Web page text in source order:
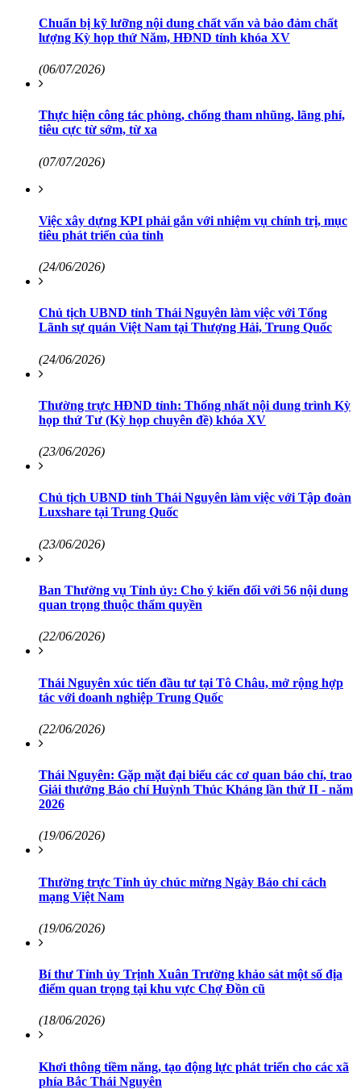
Chuẩn bị kỹ lưỡng nội dung chất vấn và bảo đảm chất
lượng Kỳ họp thứ Năm, HĐND tỉnh khóa XV
(06/07/2026)
Thực hiện công tác phòng, chống tham nhũng, lãng phí,
tiêu cực từ sớm, từ xa
(07/07/2026)
Việc xây dựng KPI phải gắn với nhiệm vụ chính trị, mục
tiêu phát triển của tỉnh
(24/06/2026)
Chủ tịch UBND tỉnh Thái Nguyên làm việc với Tổng
Lãnh sự quán Việt Nam tại Thượng Hải, Trung Quốc
(24/06/2026)
Thường trực HĐND tỉnh: Thống nhất nội dung trình Kỳ
họp thứ Tư (Kỳ họp chuyên đề) khóa XV
(23/06/2026)
Chủ tịch UBND tỉnh Thái Nguyên làm việc với Tập đoàn
Luxshare tại Trung Quốc
(23/06/2026)
Ban Thường vụ Tỉnh ủy: Cho ý kiến đối với 56 nội dung
quan trọng thuộc thẩm quyền
(22/06/2026)
Thái Nguyên xúc tiến đầu tư tại Tô Châu, mở rộng hợp
tác với doanh nghiệp Trung Quốc
(22/06/2026)
Thái Nguyên: Gặp mặt đại biểu các cơ quan báo chí, trao
Giải thưởng Báo chí Huỳnh Thúc Kháng lần thứ II - năm
2026
(19/06/2026)
Thường trực Tỉnh ủy chúc mừng Ngày Báo chí cách
mạng Việt Nam
(19/06/2026)
Bí thư Tỉnh ủy Trịnh Xuân Trường khảo sát một số địa
điểm quan trọng tại khu vực Chợ Đồn cũ
(18/06/2026)
Khơi thông tiềm năng, tạo động lực phát triển cho các xã
phía Bắc Thái Nguyên